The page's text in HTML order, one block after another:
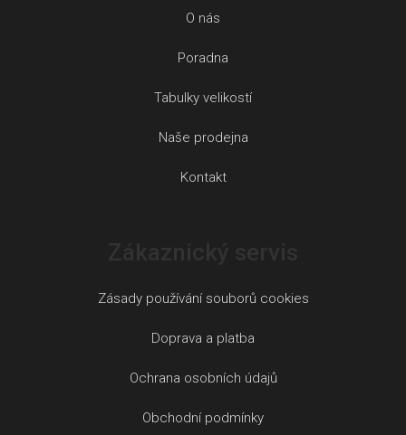
O nás
Poradna
Tabulky velikostí
Naše prodejna
Kontakt
Zásady používání souborů cookies
Doprava a platba
Ochrana osobních údajů
Obchodní podmínky